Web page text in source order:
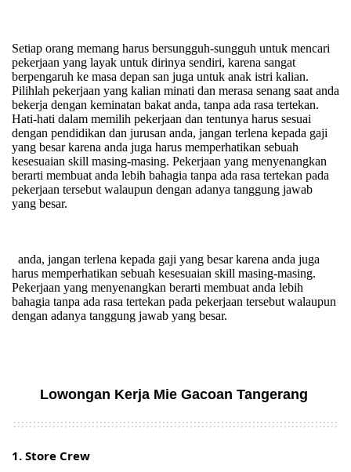
Setiap orang memang harus bersungguh-sungguh untuk mencari
pekerjaan yang layak untuk dirinya sendiri, karena sangat
berpengaruh ke masa depan san juga untuk anak istri kalian.
Pilihlah pekerjaan yang kalian minati dan merasa senang saat anda
bekerja dengan keminatan bakat anda, tanpa ada rasa tertekan.
Hati-hati dalam memilih pekerjaan dan tentunya harus sesuai
dengan pendidikan dan jurusan anda, jangan terlena kepada gaji
yang besar karena anda juga harus memperhatikan sebuah
kesesuaian skill masing-masing. Pekerjaan yang menyenangkan
berarti membuat anda lebih bahagia tanpa ada rasa tertekan pada
pekerjaan tersebut walaupun dengan adanya tanggung jawab
yang besar.
anda, jangan terlena kepada gaji yang besar karena anda juga
harus memperhatikan sebuah kesesuaian skill masing-masing.
Pekerjaan yang menyenangkan berarti membuat anda lebih
bahagia tanpa ada rasa tertekan pada pekerjaan tersebut walaupun
dengan adanya tanggung jawab yang besar.
Lowongan Kerja Mie Gacoan Tangerang
1. Store Crew